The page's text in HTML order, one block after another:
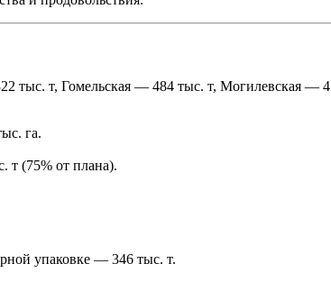
тыс. т, Гомельская — 484 тыс. т, Могилевская —
га.
т (75% от плана).
упаковке — 346 тыс. т.